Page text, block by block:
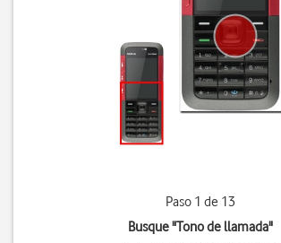
Paso 1 de 13
Busque "Tono de llamada"